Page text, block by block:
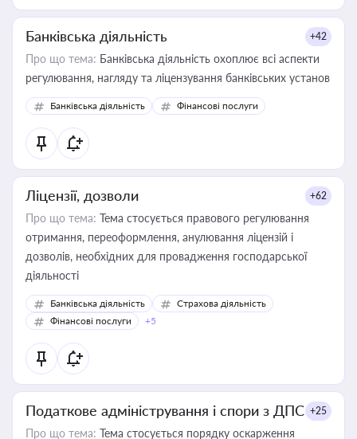
Банківська діяльність +42
Про що тема: Банківська діяльність охоплює всі аспекти
регулювання, нагляду та ліцензування банківських установ
Банківська діяльність Фінансові послуги
Ліцензії, дозволи +62
Про що тема: Тема стосується правового регулювання
отримання, переоформлення, анулювання ліцензій і
дозволів, необхідних для провадження господарської
діяльності
Банківська діяльність
Страхова діяльність
Фінансові послуги
+5
Податкове адміністрування і спори з ДПС +25
Про що тема: Тема стосується порядку оскарження